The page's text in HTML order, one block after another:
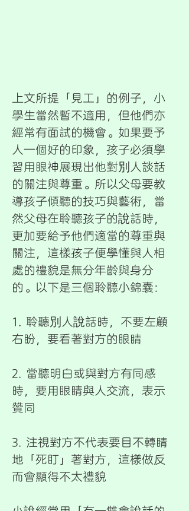
上文所提「見工」的例子，小
學生當然暫不適用，但他們亦
經常有面試的機會。如果要予
人一個好的印象，孩子必須學
習用眼神展現出他對別人談話
的關注與尊重。所以父母要教
導孩子傾聽的技巧與藝術，當
然父母在聆聽孩子的說話時，
更加要給予他們適當的尊重與
關注，這樣孩子便學懂與人相
處的禮貌是無分年齡與身分
的。以下是三個聆聽小錦囊：
1. 聆聽別人說話時，不要左顧
右盼，要看著對方的眼睛
2. 當聽明白或與對方有同感
時，要用眼睛與人交流，表示
贊同
3. 注視對方不代表要目不轉睛
地「死盯」著對方，這樣做反
而會顯得不太禮貌